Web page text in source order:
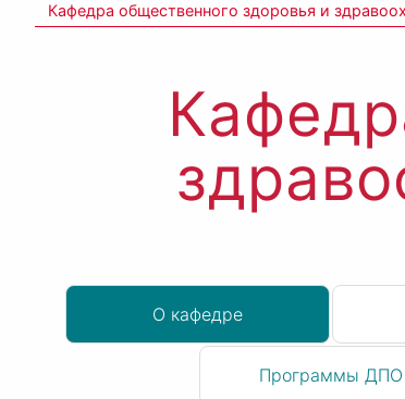
Кафедра общественного здоровья и
О кафедре
Программы ДПО